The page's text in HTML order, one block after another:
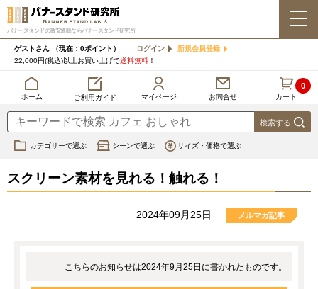
バナースタンドの激安通販ならバナースタンド研究所
ゲストさん （現在：0ポイント） ログイン
新規会員登録
22,000円(税込)以上お買い上げで送料無料 ！
ホーム ご利用ガイド マイページ お問合せ カート
0
カテゴリーで選ぶ シーンで選ぶ サイズ・価格で選ぶ
スクリーン素材を見れる！触れる！
2024年09月25日 メルマガ記事
こちらのお知らせは2024年9月25日に書かれたものです。